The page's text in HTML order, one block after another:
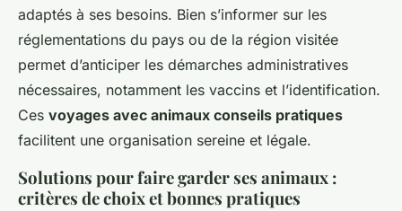
adaptés à ses besoins. Bien s’informer sur les
réglementations du pays ou de la région visitée
permet d’anticiper les démarches administratives
nécessaires, notamment les vaccins et l’identification.
Ces voyages avec animaux conseils pratiques
facilitent une organisation sereine et légale.
Solutions pour faire garder ses animaux :
critères de choix et bonnes pratiques